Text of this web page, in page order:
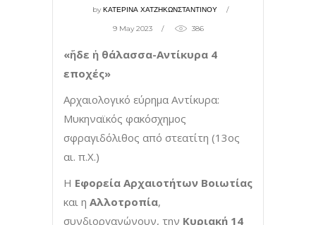
byΚΑΤΕΡΙΝΑ ΧΑΤΖΗΚΩΝΣΤΑΝΤΙΝΟΥ
9 May 2023 386
«ἥδε ἡ θάλασσα-Αντίκυρα 4
εποχές»
Aρχαιολογικό εύρημα Αντίκυρα:
Μυκηναϊκός φακόσχημος
σφραγιδόλιθος από στεατίτη (13ος
αι. π.Χ.)
Η Εφορεία Αρχαιοτήτων Βοιωτίας
και η Αλλοτροπία,
συνδιοργανώνουν, την Κυριακή 14